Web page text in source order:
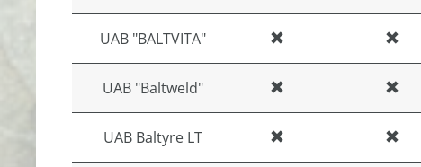
UAB "BALTVITA"
UAB "Baltweld"
UAB Baltyre LT